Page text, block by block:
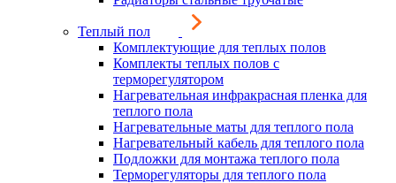
Теплый пол
Комплектующие для теплых полов
Комплекты теплых полов с
терморегулятором
Нагревательная инфракрасная пленка для
теплого пола
Нагревательные маты для теплого пола
Нагревательный кабель для теплого пола
Подложки для монтажа теплого пола
Терморегуляторы для теплого пола